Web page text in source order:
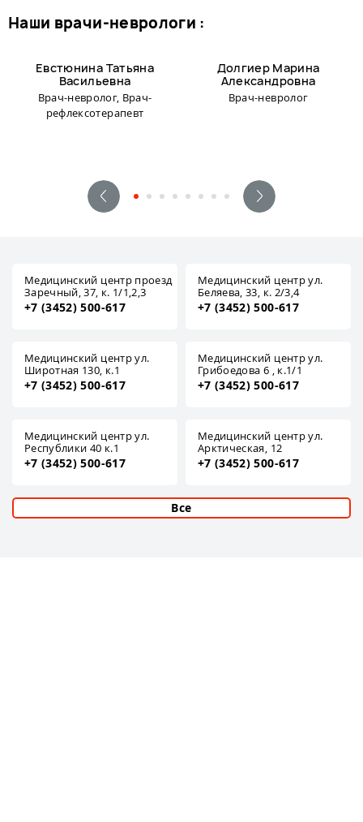
наши врачи-неврологи :
Евстюнина Татьяна
Васильевна
Врач-невролог, Врач-
рефлексотерапевт
Долгиер Марина
Александровна
Врач-невролог
Медицинский центр проезд
Заречный, 37, к. 1/1,2,3
+7 (3452) 500-617
Медицинский центр ул.
Беляева, 33, к. 2/3,4
+7 (3452) 500-617
Медицинский центр ул.
Широтная 130, к.1
+7 (3452) 500-617
Медицинский центр ул.
Грибоедова 6 , к.1/1
+7 (3452) 500-617
Медицинский центр ул.
Республики 40 к.1
+7 (3452) 500-617
Медицинский центр ул.
Арктическая, 12
+7 (3452) 500-617
Все